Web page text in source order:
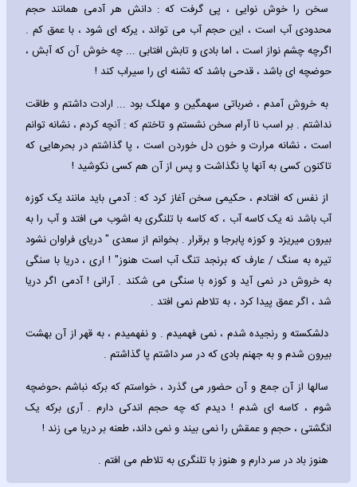
سخن را خوش نوایی ، پی گرفت که : دانش هر آدمی همانند حجم
محدودی آب است ، این حجم آب می تواند ، یرکه ای شود ، با عمق کم .
اگرچه چشم نواز است ، اما بادی و تابش افتابی ... چه خوش آن که آبش ،
حوضچه ای باشد ، قدحی باشد که تشنه ای را سیراب کند !
به خروش آمدم ، ضرباتی سهمگین و مهلک بود ... ارادت داشتم و طاقت
نداشتم . بر اسب نا آرام سخن نشستم و تاختم که : آنچه کردم ، نشانه توانم
است ، نشانه مرارت و خون دل خوردن است ، پا گذاشتم در بحرهایی که
تاکنون کسی به آنها پا نگذاشت و پس از آن هم کسی نکوشید !
از نفس که افتادم ، حکیمی سخن آغاز کرد که : آدمی باید مانند یک کوزه
آب باشد نه یک کاسه آب ، که کاسه با تلنگری به اشوب می افتد و آب را به
بیرون میریزد و کوزه پابرجا و برقرار . بخوانم از سعدی " دریای فراوان نشود
تیره به سنگ / عارف که برنجد تنگ آب است هنوز" ! اری ، دریا با سنگی
به خروش در نمی آید و کوزه با سنگی می شکند . آرانی ! آدمی اگر دریا
شد ، اگر عمق پیدا کرد ، به تلاطم نمی افتد .
دلشکسته و رنجیده شدم ، نمی فهمیدم . و نفهمیدم ، به قهر از آن بهشت
بیرون شدم و به جهنم بادی که در سر داشتم پا گذاشتم .
سالها از آن جمع و آن حضور می گذرد ، خواستم که برکه نباشم ،حوضچه
شوم ، کاسه ای شدم ! دیدم که چه حجم اندکی دارم . آری برکه یک
انگشتی ، حجم و عمقش را نمی بیند و نمی داند، طعنه بر دریا می زند !
هنوز باد در سر دارم و هنوز با تلنگری به تلاطم می افتم .